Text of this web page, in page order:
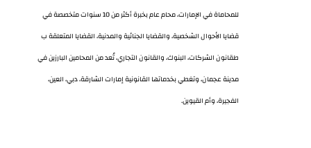
للمحاماة في الإمارات، محام عام بخبرة أكثر من 10 سنوات متخصصة في
قضايا الأحوال الشخصية، والقضايا الجنائية والمدنية، القضايا المتعلقة ب
طقانون الشركات، البنوك، والقانون التجاري، تُعد من المحامين البارزين في
مدينة عجمان، وتغطي بخدماتها القانونية إمارات الشارقة، دبي، العين،
الفجيرة، وأم القيوين.